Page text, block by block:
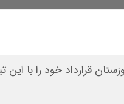
قرارداد خود را با